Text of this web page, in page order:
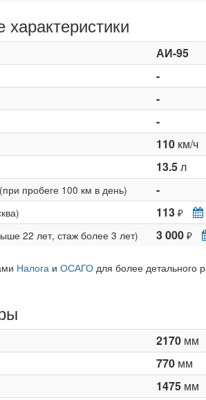
АИ-95
-
-
-
110км/ч
13.5л
(при пробеге 100 км в день)
-
113 ₽
22 лет, стаж более 3 лет) 3 000 ₽
Налогаи ОСАГОдля более детального
2170мм
770мм
1475мм